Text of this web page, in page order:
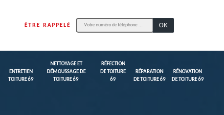
ÊTRE RAPPELÉ
ENTRETIEN
TOITURE 69
NETTOYAGE ET
DÉMOUSSAGE DE
TOITURE 69
RÉFECTION
DE TOITURE
69
RÉPARATION
DE TOITURE 69
RÉNOVATION
DE TOITURE 69